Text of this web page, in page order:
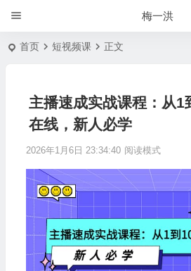
梅一洪
首页 短视频课 正文
主播速成实战课程：从1
在线，新人必学
2026年1月6日 23:34:40 阅读模式